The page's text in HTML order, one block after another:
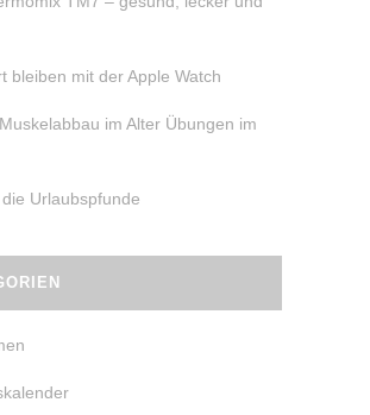
bleiben mit der Apple Watch
im Alter Übungen im
Urlaubspfunde